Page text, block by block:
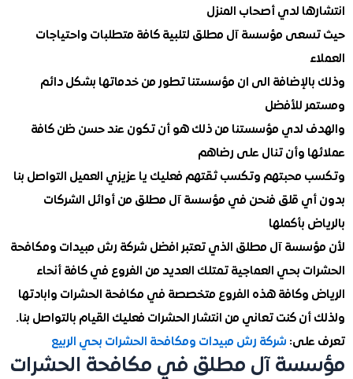
لدي أصحاب المنزل
مؤسسة آل مطلق لتلبية كافة متطلبات واحتياجات
الى ان مؤسستنا تطور من خدماتها بشكل دائم
للأفضل
لدي مؤسستنا من ذلك هو أن تكون عند حسن ظن كافة
وأن تنال على رضاهم
وتكسب ثقتهم فعليك يا عزيزي العميل التواصل بنا
قلق فنحن في مؤسسة آل مطلق من أوائل الشركات
بأكملها
آل مطلق الذي تعتبر افضل شركة رش مبيدات ومكافحة
بحي العماجية تمتلك العديد من الفروع في كافة أنحاء
وكافة هذه الفروع متخصصة في مكافحة الحشرات وابادتها
كنت تعاني من انتشار الحشرات فعليك القيام بالتواصل بنا.
شركة رش مبيدات ومكافحة الحشرات بحي الربيع
آل مطلق في مكافحة الحشرات